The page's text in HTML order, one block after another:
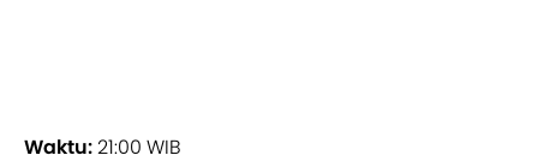
Waktu:21:00 WIB